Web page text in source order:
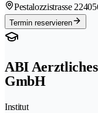
Pestalozzistrasse 22
Termin reservieren
ABI
GmbH
Institut